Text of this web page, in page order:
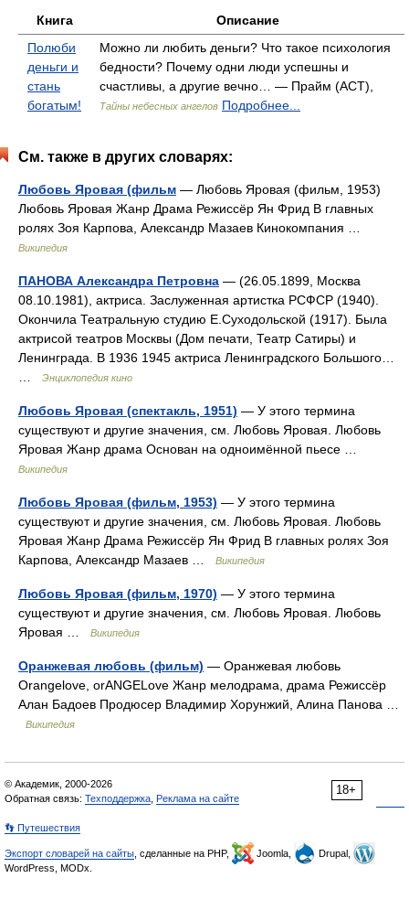
Книга
Описание
Полюби
деньги и
стань
богатым!
Можно ли любить деньги? Что такое психология
бедности? Почему одни люди успешны и
счастливы, а другие вечно… — Прайм (АСТ),
Тайны небесных ангелов Подробнее...
См. также в других словарях:
Любовь Яровая (фильм — Любовь Яровая (фильм, 1953)
Любовь Яровая Жанр Драма Режиссёр Ян Фрид В главных
ролях Зоя Карпова, Александр Мазаев Кинокомпания …
Википедия
ПАНОВА Александра Петровна — (26.05.1899, Москва
08.10.1981), актриса. Заслуженная артистка РСФСР (1940).
Окончила Театральную студию Е.Суходольской (1917). Была
актрисой театров Москвы (Дом печати, Театр Сатиры) и
Ленинграда. В 1936 1945 актриса Ленинградского Большого…
Энциклопедия кино
Любовь Яровая (спектакль, 1951) — У этого термина
существуют и другие значения, см. Любовь Яровая. Любовь
Яровая Жанр драма Основан на одноимённой пьесе …
Википедия
Любовь Яровая (фильм, 1953) — У этого термина
существуют и другие значения, см. Любовь Яровая. Любовь
Яровая Жанр Драма Режиссёр Ян Фрид В главных ролях Зоя
Карпова, Александр Мазаев …
Википедия
Любовь Яровая (фильм, 1970) — У этого термина
существуют и другие значения, см. Любовь Яровая. Любовь
Яровая …
Википедия
Оранжевая любовь (фильм) — Оранжевая любовь
Orangelove, orANGELove Жанр мелодрама, драма Режиссёр
Алан Бадоев Продюсер Владимир Хорунжий, Алина Панова …
Википедия
18+
© Академик, 2000-2026
Обратная связь: Техподдержка Реклама на сайте
👣 Путешествия
Экспорт словарей на сайты , сделанные на PHP, Joomla,
Drupal,
WordPress, MODx.